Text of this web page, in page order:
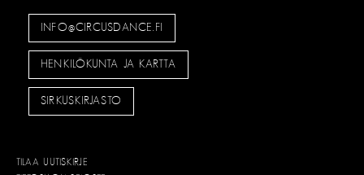
INFO@CIRCUSDANCE.FI
HENKILÖKUNTA JA KARTTA
SIRKUSKIRJASTO
TILAA UUTISKIRJE